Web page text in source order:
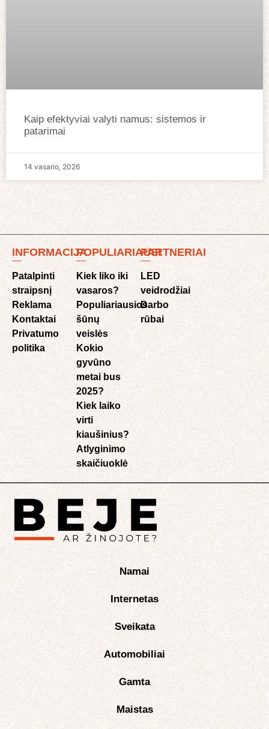
Kaip efektyviai valyti namus: sistemos ir
patarimai
14 vasario, 2026
INFORMACIJA
Patalpinti
straipsnį
Reklama
Kontaktai
Privatumo
politika
POPULIARIAUSI
Kiek liko iki
vasaros?
Populiariausios
šūnų
veislės
Kokio
gyvūno
metai bus
2025?
Kiek laiko
virti
kiaušinius?
Atlyginimo
skaičiuoklė​
PARTNERIAI
LED
veidrodžiai
Darbo
rūbai
Namai
Internetas
Sveikata
Automobiliai
Gamta
Maistas